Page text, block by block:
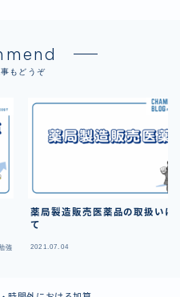
もどうぞ
強
薬局製造販売医薬品の取扱いに
て
2021.07.04